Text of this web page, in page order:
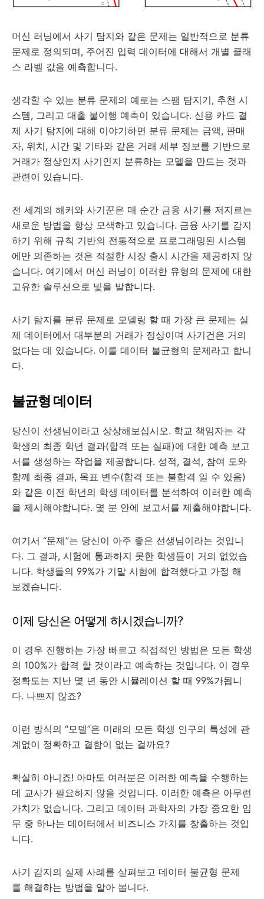
머신 러닝에서 사기 탐지와 같은 문제는 일반적으로 분류
문제로 정의되며, 주어진 입력 데이터에 대해서 개별 클래
스 라벨 값을 예측합니다.
생각할 수 있는 분류 문제의 예로는 스팸 탐지기, 추천 시
스템, 그리고 대출 불이행 예측이 있습니다. 신용 카드 결
제 사기 탐지에 대해 이야기하면 분류 문제는 금액, 판매
자, 위치, 시간 및 기타와 같은 거래 세부 정보를 기반으로
거래가 정상인지 사기인지 분류하는 모델을 만드는 것과
관련이 있습니다.
전 세계의 해커와 사기꾼은 매 순간 금융 사기를 저지르는
새로운 방법을 항상 모색하고 있습니다. 금융 사기를 감지
하기 위해 규칙 기반의 전통적으로 프로그래밍된 시스템
에만 의존하는 것은 적절한 시장 출시 시간을 제공하지 않
습니다. 여기에서 머신 러닝이 이러한 유형의 문제에 대한
고유한 솔루션으로 빛을 발합니다.
사기 탐지를 분류 문제로 모델링 할 때 가장 큰 문제는 실
제 데이터에서 대부분의 거래가 정상이며 사기건은 거의
없다는 데 있습니다. 이를 데이터 불균형의 문제라고 합니
다.
불균형 데이터
당신이 선생님이라고 상상해보십시오. 학교 책임자는 각
학생의 최종 학년 결과(합격 또는 실패)에 대한 예측 보고
서를 생성하는 작업을 제공합니다. 성적, 결석, 참여 도와
함께 최종 결과, 목표 변수(합격 또는 불합격 일 수 있음)
와 같은 이전 학년의 학생 데이터를 분석하여 이러한 예측
을 제시해야합니다. 몇 분 안에 보고서를 제출해야합니다.
여기서 “문제”는 당신이 아주 좋은 선생님이라는 것입니
다. 그 결과, 시험에 통과하지 못한 학생들이 거의 없었습
니다. 학생들의 99%가 기말 시험에 합격했다고 가정 해
보겠습니다.
이제 당신은 어떻게 하시겠습니까?
이 경우 진행하는 가장 빠르고 직접적인 방법은 모든 학생
의 100%가 합격 할 것이라고 예측하는 것입니다. 이 경우
정확도는 지난 몇 년 동안 시뮬레이션 할 때 99%가됩니
다. 나쁘지 않죠?
이런 방식의 “모델”은 미래의 모든 학생 인구의 특성에 관
계없이 정확하고 결함이 없는 걸까요?
확실히 아니죠! 아마도 여러분은 이러한 예측을 수행하는
데 교사가 필요하지 않을 것입니다. 이러한 예측은 아무런
가치가 없습니다. 그리고 데이터 과학자의 가장 중요한 임
무 중 하나는 데이터에서 비즈니스 가치를 창출하는 것입
니다.
사기 감지의 실제 사례를 살펴보고 데이터 불균형 문제
를 해결하는 방법을 알아 봅니다.